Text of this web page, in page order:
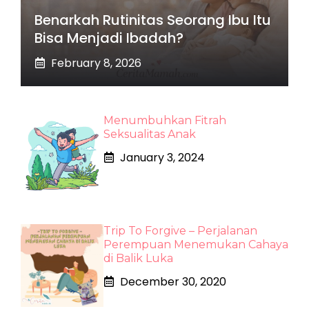
Benarkah Rutinitas Seorang Ibu Itu
Bisa Menjadi Ibadah?
February 8, 2026
Menumbuhkan Fitrah
Seksualitas Anak
January 3, 2024
Trip To Forgive – Perjalanan
Perempuan Menemukan Cahaya
di Balik Luka
December 30, 2020